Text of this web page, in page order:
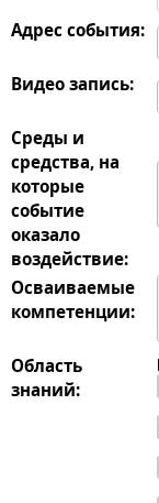
Адрес события:
Видео запись:
Среды и
средства, на
которые
событие
оказало
воздействие:
Осваиваемые
компетенции:
Область
знаний: